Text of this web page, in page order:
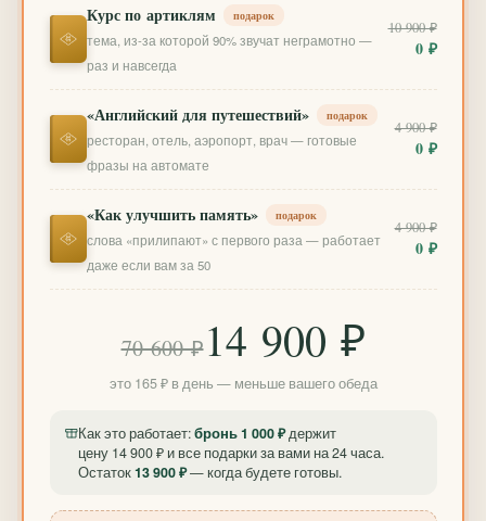
Курс по артиклям подарок
тема, из-за которой 90% звучат неграмотно —
раз и навсегда
10 900 ₽
0 ₽
«Английский для путешествий» подарок
ресторан, отель, аэропорт, врач — готовые
фразы на автомате
4 900 ₽
0 ₽
«Как улучшить память» подарок
слова «прилипают» с первого раза — работает
даже если вам за 50
4 900 ₽
0 ₽
70 600 ₽14 900 ₽
это 165 ₽ в день — меньше вашего обеда
Как это работает:бронь 1 000 ₽держит
цену 14 900 ₽ и все подарки за вами на 24 часа.
Остаток13 900 ₽— когда будете готовы.